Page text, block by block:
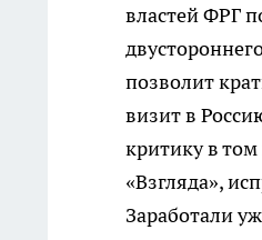
властей ФРГ
позволит
визит в
критику в
«Взгляда»,
Заработали